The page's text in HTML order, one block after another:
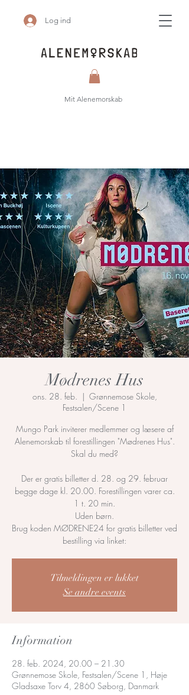
Log ind
Mit Alenemorskab
Mødrenes Hus
ons. 28. feb.
  |
Grønnemose Skole,
Festsalen/Scene 1
Mungo Park inviterer medlemmer og læsere af
Alenemorskab til forestillingen "Mødrenes Hus".
Skal du med?
Der er gratis billetter d. 28. og 29. februar
begge dage kl. 20.00. Forestillingen varer ca.
1 t. 20 min.
Uden børn.
Brug koden MØDRENE24 for gratis billetter ved
bestilling via linket:
Tilmeldingen er lukket
Se andre events
Information
28. feb. 2024, 20.00 – 21.30
Grønnemose Skole, Festsalen/Scene 1, Høje
Gladsaxe Torv 4, 2860 Søborg, Danmark